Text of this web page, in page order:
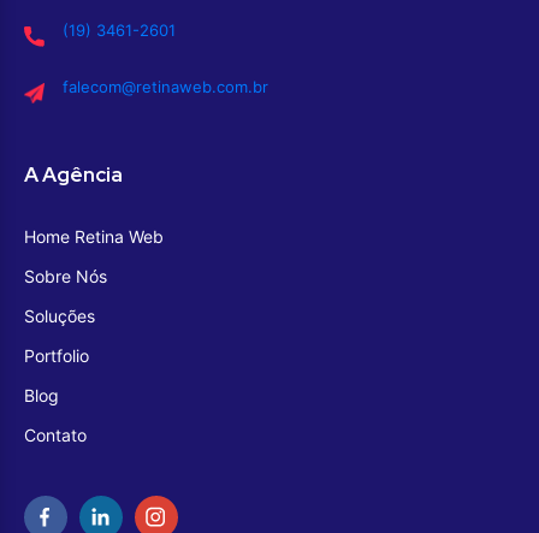
(19) 3461-2601
falecom@retinaweb.com.br
A Agência
Home Retina Web
Sobre Nós
Soluções
Portfolio
Blog
Contato